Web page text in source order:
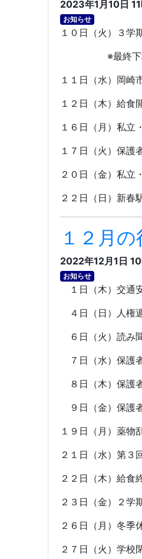
2023年1月10日
お知らせ
１０日（火）３学
※最終下校
１１日（水）岡崎
１２日（木）給食
１６日（月）私立
１７日（火）保護
２０日（金）私立
２２日（日）新春
１２月
2022年12月1日
お知らせ
１日（木）交通
４日（日）人権
６日（火）読み
７日（水）保護
８日（木）保護
９日（金）保護
１９日（月）薬物
２１日（水）第３
２２日（木）給食
２３日（金）２学
２６日（月）冬季
２７日（火）学校